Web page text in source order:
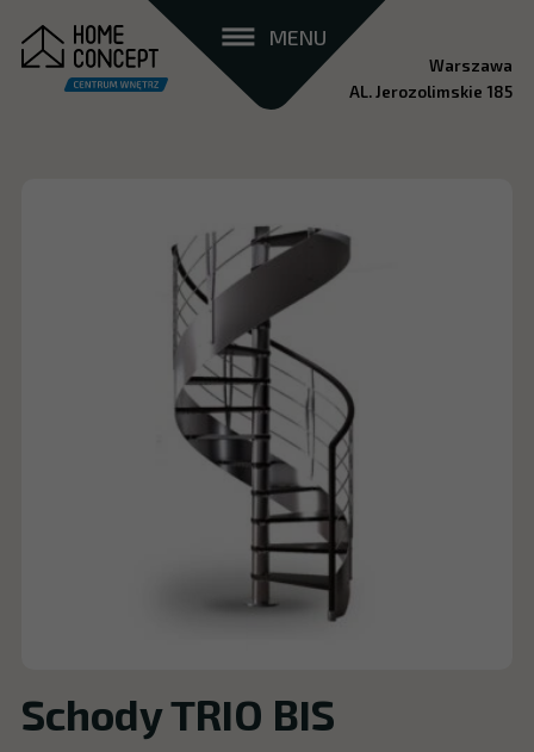
MENU
Warszawa
AL. Jerozolimskie 185
Schody TRIO BIS